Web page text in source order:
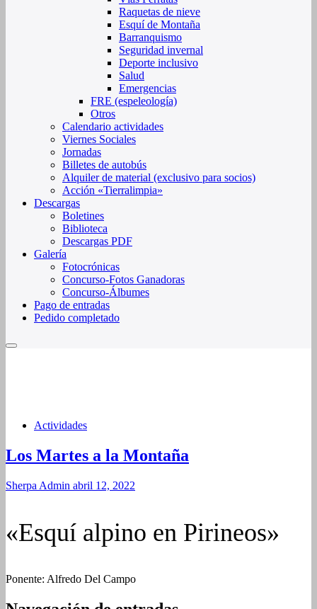
Raquetas de nieve
Esquí de Montaña
Barranquismo
Seguridad invernal
Deporte inclusivo
Salud
Emergencias
FRE (espeleología)
Otros
Calendario actividades
Viernes Sociales
Jornadas
Billetes de autobús
Alquiler de material (exclusivo para socios)
Acción «Tierralimpia»
Descargas
Boletines
Biblioteca
Descargas PDF
Galería
Fotocrónicas
Concurso-Fotos Ganadoras
Concurso-Álbumes
Pago de entradas
Pedido completado
Actividades
Los Martes a la Montaña
Sherpa Admin abril 12, 2022
«Esquí alpino en Pirineos»
Ponente: Alfredo Del Campo